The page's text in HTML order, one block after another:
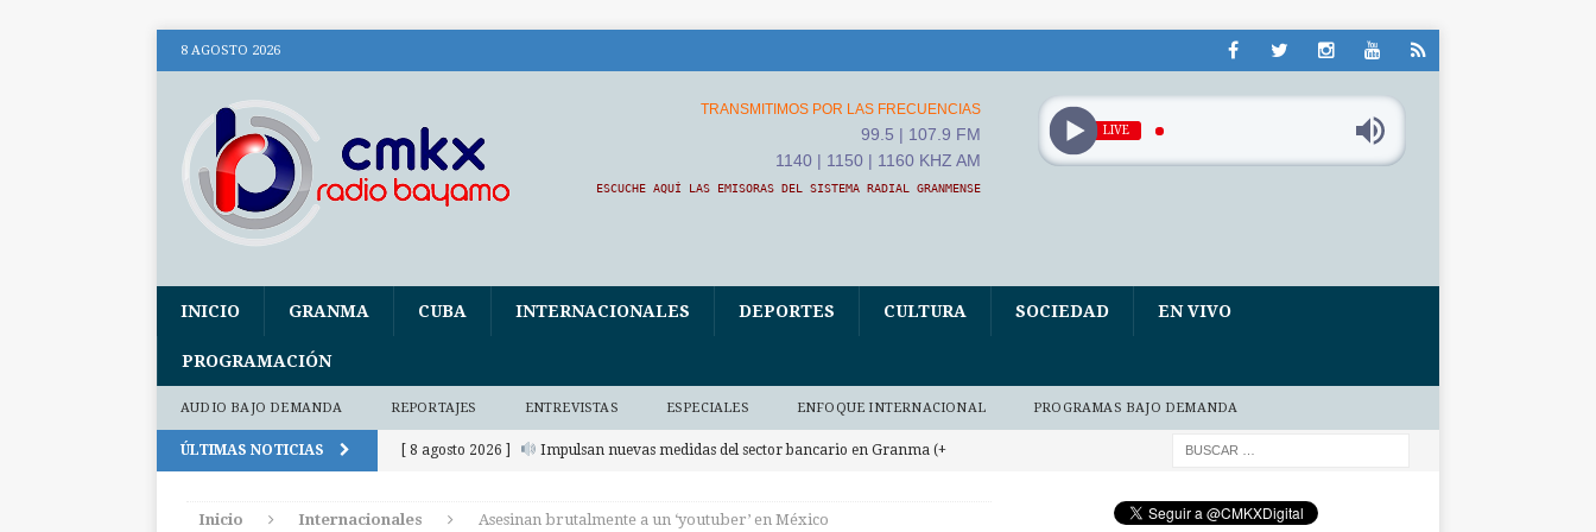
8 AGOSTO 2026
TRANSMITIMOS POR LAS FRECUENCIAS
99.5 | 107.9 FM
1140 | 1150 | 1160 KHZ AM
ESCUCHE AQUÍ LAS EMISORAS DEL SISTEMA RADIAL GRANMENSE
LIVE
INICIO GRANMA CUBA INTERNACIONALES DEPORTES CULTURA SOCIEDAD EN VIVO
PROGRAMACIÓN
AUDIO BAJO DEMANDA REPORTAJES ENTREVISTAS ESPECIALES ENFOQUE INTERNACIONAL PROGRAMAS BAJO DEMANDA
ÚLTIMAS NOTICIAS [ 8 agosto 2026 ] Impulsan nuevas medidas del sector bancario en Granma (+
Inicio Internacionales Asesinan brutalmente a un ‘youtuber’ en México